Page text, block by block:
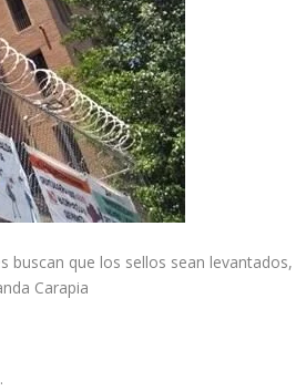
buscan que los sellos sean levantados,
Carapia